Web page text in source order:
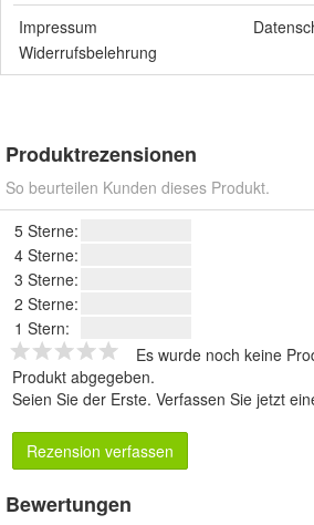
Impressum
Widerrufsbelehrung
Produktrezensionen
So beurteilen Kunden dieses Produkt.
5 Sterne:
4 Sterne:
3 Sterne:
2 Sterne:
1 Stern:
Es wurde noch keine
Produkt abgegeben.
Seien Sie der Erste. Verfassen Sie jetzt
Rezension verfassen
Bewertungen